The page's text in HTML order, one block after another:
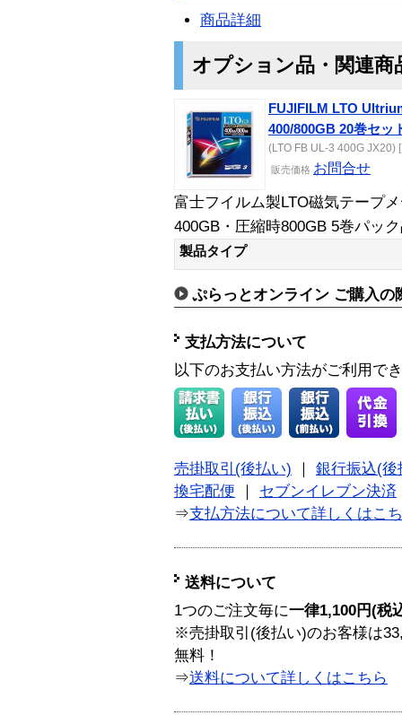
商品詳細
オプション品・関連商
FUJIFILM LTO
400/800GB 20巻セッ
(LTO FB UL-3 400G JX20)
販売価格 お問合せ
富士フイルム製LTO磁気テープ
400GB・圧縮時800GB 5巻パッ
製品タイプ
ぷらっとオンライン ご購入の
支払方法について
以下のお支払い方法がご利用で
売掛取引(後払い)
銀行振込(後
換宅配便
セブンイレブン決済
⇒支払方法について詳しくはこ
送料について
1つのご注文毎に一律1,100円(税
※売掛取引(後払い)のお客様は
無料！
⇒送料について詳しくはこちら